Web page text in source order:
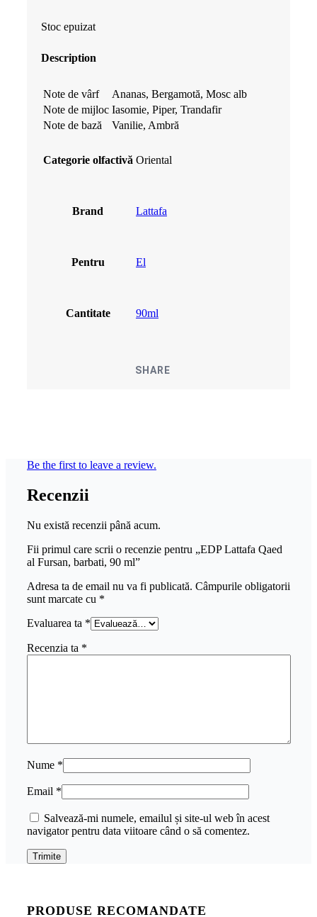
fost:
92.99 lei.
Stoc epuizat
Description
Note de vârf
Ananas, Bergamotă, Mosc alb
Note de mijloc Iasomie, Piper, Trandafir
Note de bază
Vanilie, Ambră
Categorie olfactivă Oriental
Brand Lattafa
Pentru El
Cantitate 90ml
SHARE
Be the first to leave a review.
Recenzii
Nu există recenzii până acum.
Fii primul care scrii o recenzie pentru „EDP Lattafa Qaed
al Fursan, barbati, 90 ml”
Adresa ta de email nu va fi publicată. Câmpurile obligatorii
sunt marcate cu *
Evaluarea ta *
Recenzia ta *
Nume *
Email *
Salvează-mi numele, emailul și site-ul web în acest
navigator pentru data viitoare când o să comentez.
PRODUSE RECOMANDATE